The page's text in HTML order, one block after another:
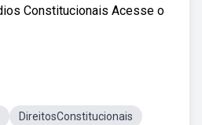
Constitucionais Acesse o
DireitosConstitucionais